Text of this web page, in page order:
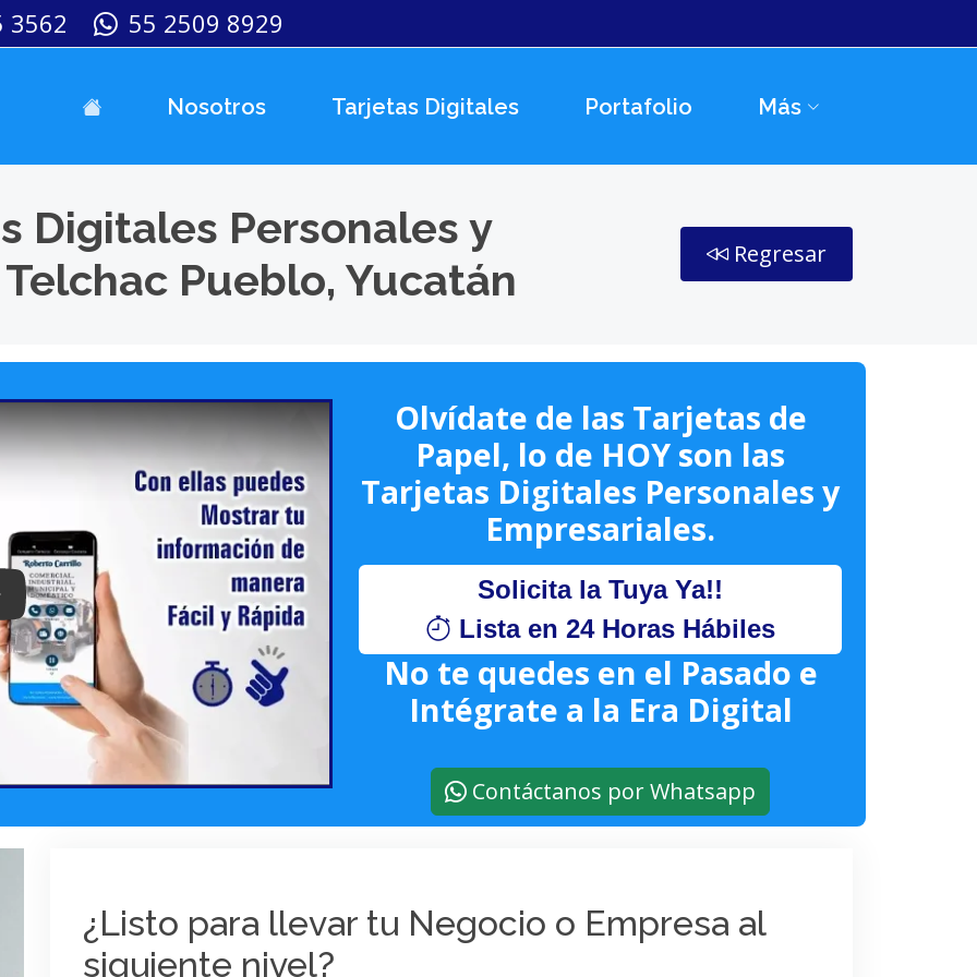
3562 55 2509 8929
Nosotros Tarjetas Digitales Portafolio Más
Digitales Personales y
Pueblo, Yucatán
Regresar
Keynote (Google I/O '18)
Olvídate de las Tarjetas de
Papel, lo de HOY son las
Tarjetas Digitales Personales y
Empresariales.
Solicita la Tuya Ya!!
Lista en 24 Horas Hábiles
No te quedes en el Pasado e
Intégrate a la Era Digital
Contáctanos por Whatsapp
¿Listo para llevar tu Negocio o Empresa al
siguiente nivel?